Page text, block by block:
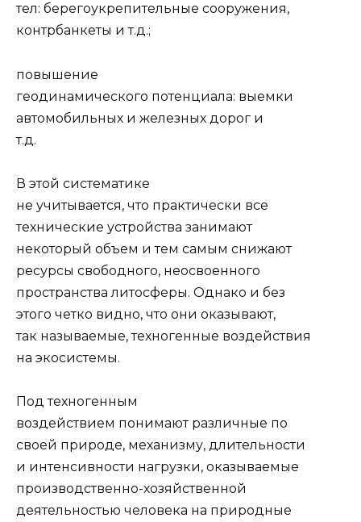
тел: берегоукрепи­тельные сооружения,
контрбанкеты и т.д.;
повышение
геодинамического потенциала: выемки
автомобильных и желез­ных дорог и
т.д.
В этой систематике
не учитывается, что практически все
технические устрой­ства занимают
некоторый объем и тем самым снижают
ресурсы свободного, неос­военного
пространства литосферы. Однако и без
этого четко видно, что они оказы­вают,
так называемые, техногенные воздействия
на экосистемы.
Под техногенным
воздействием понимают различные по
своей природе, меха­низму, длительности
и интенсивности нагрузки, оказываемые
производствен­но-хозяйственной
деятельностью человека на природные